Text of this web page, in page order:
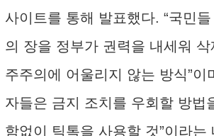
사이트를 통해 발표했다. “국민
의 장을 정부가 권력을 내세워 삭
주주의에 어울리지 않는 방식”이
자들은 금지 조치를 우회할 방법
함없이 틱톡을 사용할 것”이라는